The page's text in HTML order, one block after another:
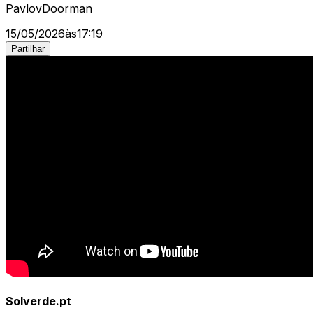
PavlovDoorman
15/05/2026às17:19
Partilhar
Solverde.pt